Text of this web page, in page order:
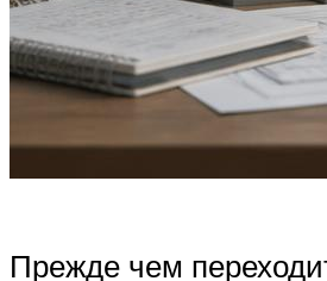
Прежде чем